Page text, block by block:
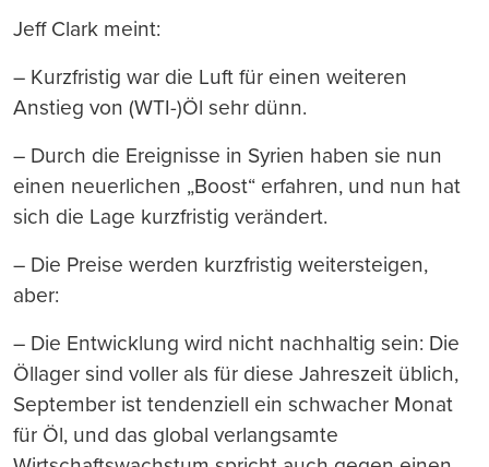
Jeff Clark meint:
– Kurzfristig war die Luft für einen weiteren
Anstieg von (WTI-)Öl sehr dünn.
– Durch die Ereignisse in Syrien haben sie nun
einen neuerlichen „Boost“ erfahren, und nun hat
sich die Lage kurzfristig verändert.
– Die Preise werden kurzfristig weitersteigen,
aber:
– Die Entwicklung wird nicht nachhaltig sein: Die
Öllager sind voller als für diese Jahreszeit üblich,
September ist tendenziell ein schwacher Monat
für Öl, und das global verlangsamte